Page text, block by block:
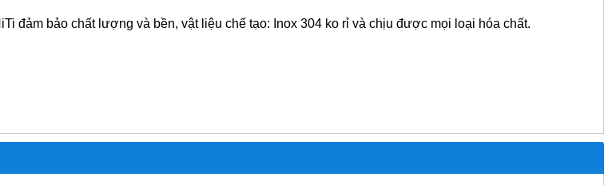
đảm bảo chất lượng và bền, vật liệu chế tạo: Inox 304 ko rỉ và chịu được mọi loại hóa chất.